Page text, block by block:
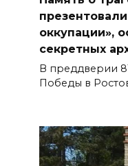
оккупации»,
секретных
В преддверии
Победы в